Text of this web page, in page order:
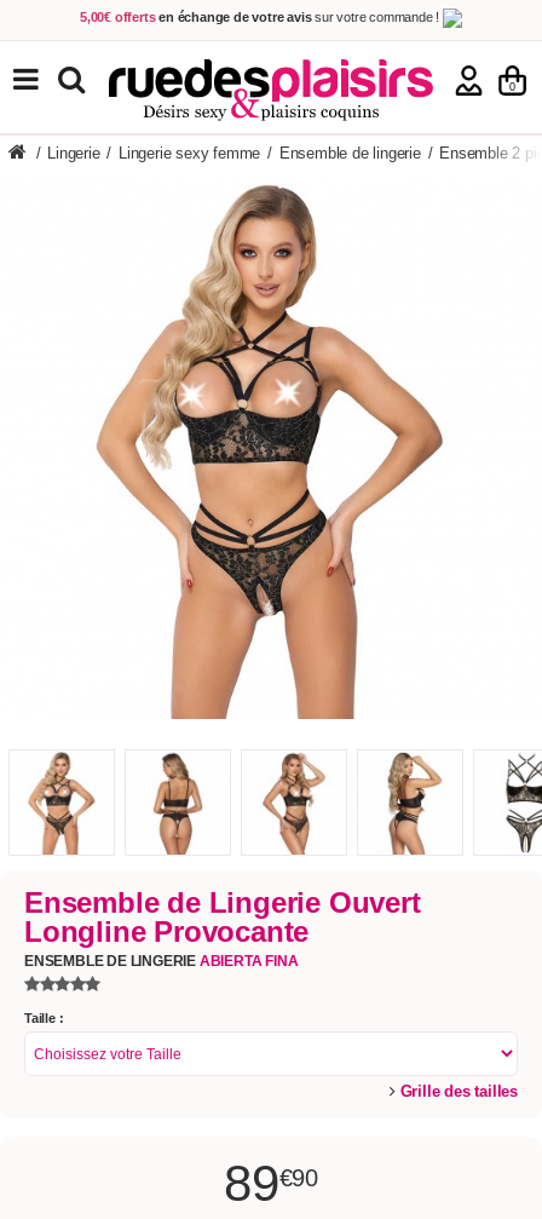
5,00€ offerts en échange de votre avissur votre commande !
Achetez aujourd'hui. Décidez quand payer !
Livraison en 48h
au prix de 2,90 € ! (Offerte dès 69,00€ d'achat)
0
TOUS NOS PRODUITS
/ Lingerie / Lingerie sexy femme / Ensemble de lingerie / Ensemble 2
Ensemble de Lingerie Ouvert
Longline Provocante
ENSEMBLE DE LINGERIE ABIERTA FINA
Taille :
Grille des tailles
89€90